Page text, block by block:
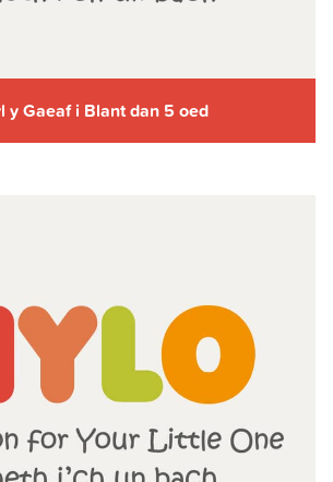
y Gaeaf i Blant dan 5 oed